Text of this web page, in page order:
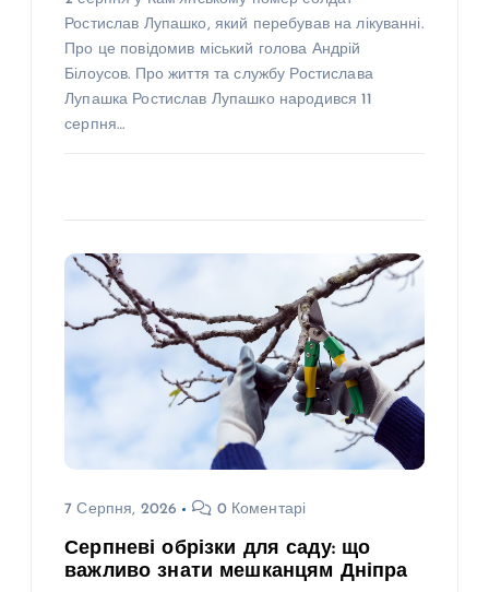
Ростислав Лупашко, який перебував на лікуванні.
Про це повідомив міський голова Андрій
Білоусов. Про життя та службу Ростислава
Лупашка Ростислав Лупашко народився 11
серпня…
7 Серпня, 2026 0 Коментарі
Серпневі обрізки для саду: що
важливо знати мешканцям Дніпра